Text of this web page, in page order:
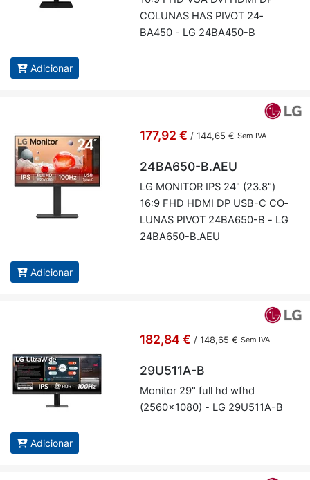
CO­LUNAS HAS PIVOT 24­
BA450 - LG 24­BA450-B
Adicionar
177,92 € / 144,65 € Sem IVA
24BA650-B.AEU
LG MO­NITOR IPS 24" (23.8")
16:9 FHD HDMI DP USB-C CO­
LUNAS PIVOT 24­BA650-B - LG
24­BA650-B.AEU
Adicionar
182,84 € / 148,65 € Sem IVA
29U511A-B
Mo­nitor 29" full hd wfhd
(2560x1080) - LG 29U511A-B
Adicionar